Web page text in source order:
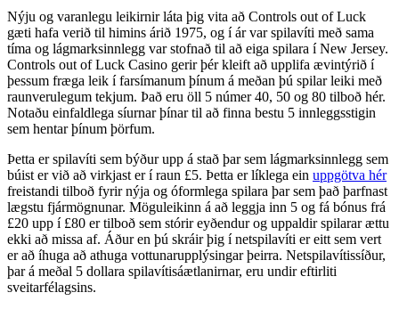
Nýju og varanlegu leikirnir láta þig vita að Controls out of Luck
gæti hafa verið til himins árið 1975, og í ár var spilavíti með sama
tíma og lágmarksinnlegg var stofnað til að eiga spilara í New Jersey.
Controls out of Luck Casino gerir þér kleift að upplifa ævintýrið í
þessum fræga leik í farsímanum þínum á meðan þú spilar leiki með
raunverulegum tekjum. Það eru öll 5 númer 40, 50 og 80 tilboð hér.
Notaðu einfaldlega síurnar þínar til að finna bestu 5 innleggsstigin
sem hentar þínum þörfum.
Þetta er spilavíti sem býður upp á stað þar sem lágmarksinnlegg sem
búist er við að virkjast er í raun £5. Þetta er líklega ein uppgötva hér
freistandi tilboð fyrir nýja og óformlega spilara þar sem það þarfnast
lægstu fjármögnunar. Möguleikinn á að leggja inn 5 og fá bónus frá
£20 upp í £80 er tilboð sem stórir eyðendur og uppaldir spilarar ættu
ekki að missa af. Áður en þú skráir þig í netspilavíti er eitt sem vert
er að íhuga að athuga vottunarupplýsingar þeirra. Netspilavítissíður,
þar á meðal 5 dollara spilavítisáætlanirnar, eru undir eftirliti
sveitarfélagsins.